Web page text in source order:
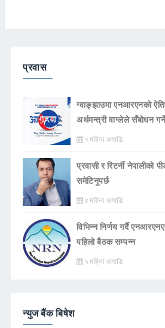
प्रवास
ग्वाङ्झाउमा एनआरएनको
अर्थमन्त्री वाग्लेले सँबोधन
१ महिना अगाडि
प्रवासी र रिटर्नी नेपालीको
समेटिनुपर्छ
४ महिना अगाडि
विभिन्न निर्णय गर्दै
पहिलो बैठक सम्पन्न
५ महिना अगाडि
न्युज बैंक बिषेश